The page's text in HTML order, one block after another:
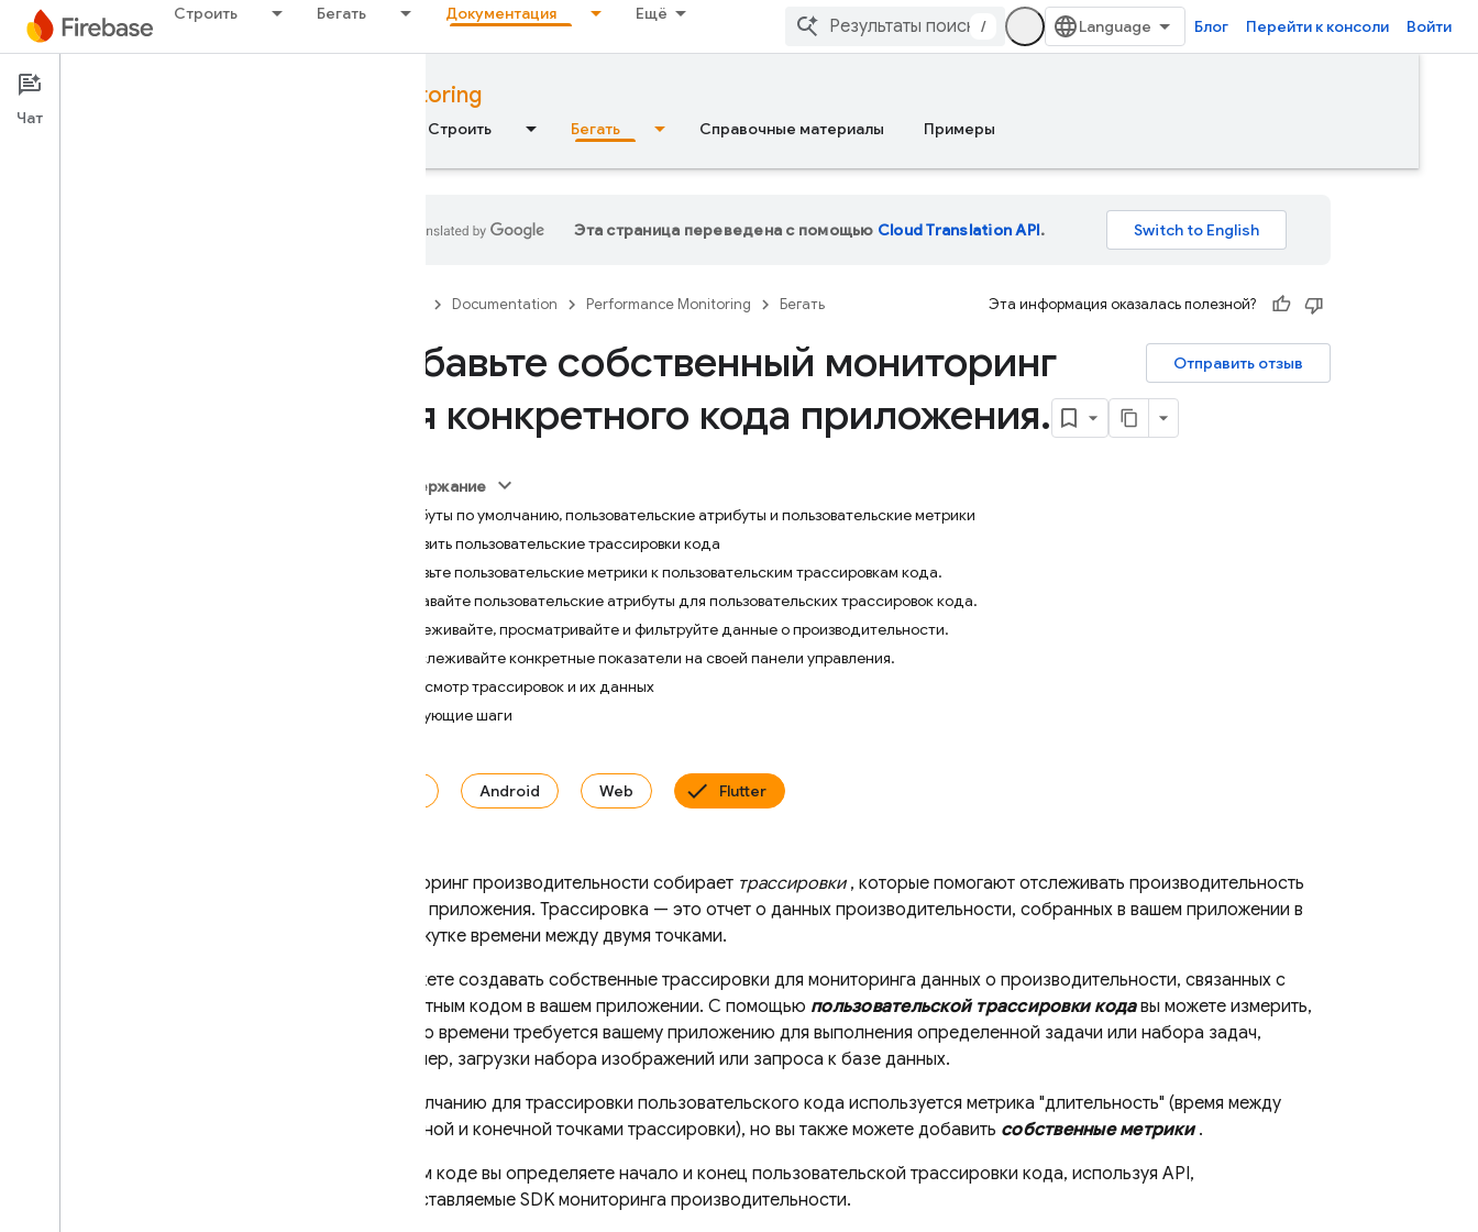
Строить Бегать Документация Ещё
/ Блог Перейти к консоли Войти
Documentation Performance Monitoring
Обзор Строить Бегать Справочные материалы Примеры
Эта страница переведена с помощью Cloud Translation API.
Documentation Performance Monitoring Бегать Эта информация оказалась полезной?
Отправить отзыв
Добавьте собственный мониторинг
для конкретного кода приложения.
Содержание
Атрибуты по умолчанию, пользовательские атрибуты и пользовательские метрики
Добавить пользовательские трассировки кода
Добавьте пользовательские метрики к пользовательским трассировкам кода.
Создавайте пользовательские атрибуты для пользовательских трассировок кода.
Отслеживайте, просматривайте и фильтруйте данные о производительности.
Отслеживайте конкретные показатели на своей панели управления.
Просмотр трассировок и их данных
Следующие шаги
Android Web Flutter
Мониторинг производительности собирает трассировки, которые помогают отслеживать производительность
вашего приложения. Трассировка — это отчет о данных производительности, собранных в вашем приложении в
промежутке времени между двумя точками.
Вы можете создавать собственные трассировки для мониторинга данных о производительности, связанных с
конкретным кодом в вашем приложении. С помощью пользовательской трассировки кодавы можете измерить,
сколько времени требуется вашему приложению для выполнения определенной задачи или набора задач,
например, загрузки набора изображений или запроса к базе данных.
По умолчанию для трассировки пользовательского кода используется метрика "длительность" (время между
начальной и конечной точками трассировки), но вы также можете добавить собственные метрики.
В своем коде вы определяете начало и конец пользовательской трассировки кода, используя API,
предоставляемые SDK мониторинга производительности.
Чат